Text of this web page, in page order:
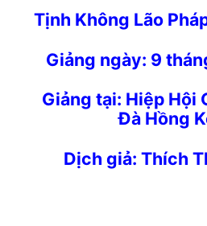
Tịnh Không Lão
Giảng ngày: 9
Giảng tại: Hiệp Hội
Đà Hồng
Dịch giả: Thích